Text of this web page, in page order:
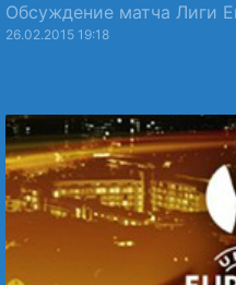
Обсуждение матча Лиги
26.02.2015 19:18